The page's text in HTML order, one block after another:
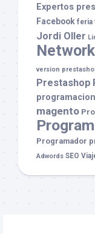
Expertos
Facebook feria
Jordi Oller
version
Prestashop
magento
Programador
Adwords SEO